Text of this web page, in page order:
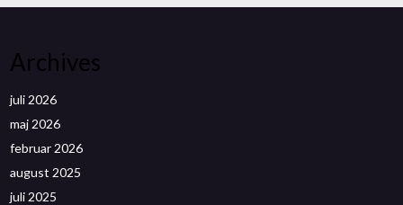
Archives
juli 2026
maj 2026
februar 2026
august 2025
juli 2025